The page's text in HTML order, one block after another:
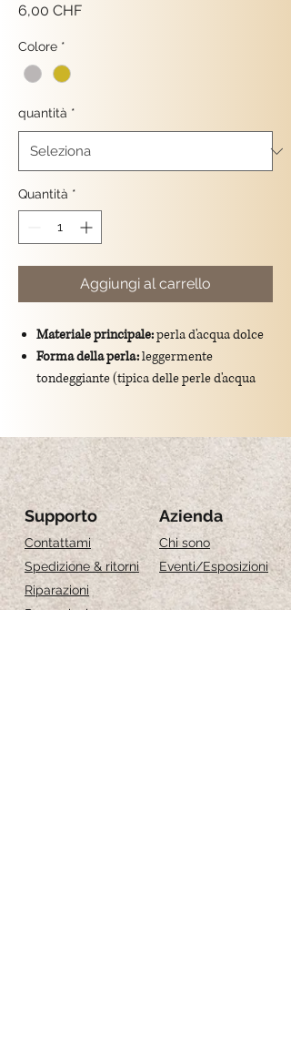
6,00 CHFPrezzo
Colore *
quantità *
Quantità *
Aggiungi al carrello
Materiale principale:perla d'acqua dolce
Forma della perla:leggermente
tondeggiante (tipica delle perle d'acqua
0.4 cm
Colore: bianco perla, con sfumature
iridescenti (rosate, argentate o dorate, a
seconda della luce).
Dimensioni totali del ciondolo:
lunghezza
di 1 cm
Montatura:gancio in argento
925/placcato oro.
Supporto
Contattami
Spedizione & ritorni
Riparazioni
Recensioni
Azienda
Chi sono
Eventi/Esposizioni